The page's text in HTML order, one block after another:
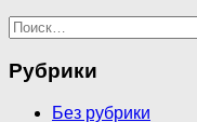
Найти:
Рубрики
Без рубрики